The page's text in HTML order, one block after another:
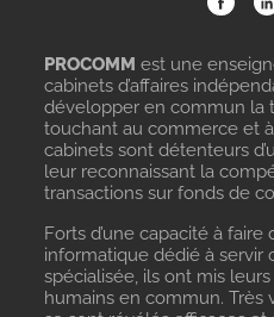
PROCOMM est une
cabinets d’affaires
développer en commun la
touchant au commerce et à
cabinets sont détenteurs
leur reconnaissant la
transactions sur fonds de
Forts d’une capacité à
informatique dédié à servir
spécialisée, ils ont mis
humains en commun. Très